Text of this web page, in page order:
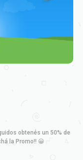
obtenés un 50% de
la Promo!! 😀